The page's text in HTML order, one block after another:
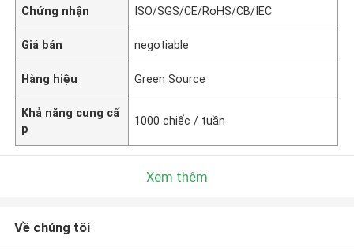
Chứng nhận ISO/SGS/CE/RoHS/CB/IEC
Giá bán negotiable
Hàng hiệu Green Source
Khả năng cung cấ
p
1000 chiếc / tuần
Xem thêm
Về chúng tôi